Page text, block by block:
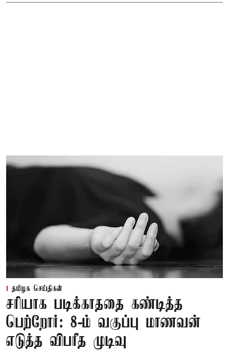
தமிழக செய்திகள்
சரியாக படிக்காததை கண்டித்த
பெற்றோர்: 8-ம் வகுப்பு மாணவன்
எடுத்த விபரீத முடிவு